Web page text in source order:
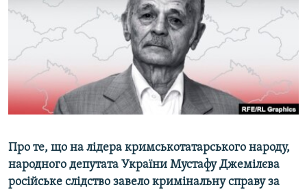
ДЕПОРТАЦІЯ
ВІДЕОУРОКИ «ELIFBE»
СВІДЧЕННЯ ОКУПАЦІЇ
УКРАЇНСЬКА ПРОБЛЕМА КРИМУ
ІНФОГРАФІКА
ЯК ОБІЙТИ БЛОКУВАННЯ
Русский
Qırımtatar
ДОЛУЧАЙСЯ!
Усі сайти RFE/RL
Про те, що на лідера кримськотатарського народу,
народного депутата України Мустафу Джемілєва
російське слідство завело кримінальну справу за